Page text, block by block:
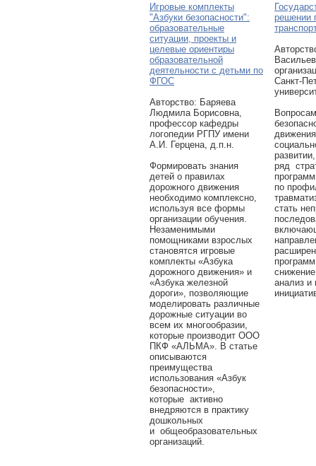
Игровые комплекты
"Азбуки безопасности":
образовательные
ситуации, проекты и
целевые ориентиры
образовательной
деятельности с детьми по
ФГОС
Авторcтво: Баряева
Людмила Борисовна,
профессор кафедры
логопедии РГПУ имени
А.И. Герцена, д.п.н.
Формировать знания
детей о правилах
дорожного движения
необходимо комплексно,
используя все формы
организации обучения.
Незаменимыми
помощниками взрослых
становятся игровые
комплекты «Азбука
дорожного движения» и
«Азбука железной
дороги», позволяющие
моделировать различные
дорожные ситуации во
всем их многообразии,
которые производит ООО
ПКФ «АЛЬМА». В статье
описываются
преимущества
использования «Азбук
безопасности»,
которые активно
внедряются в практику
дошкольных
и общеобразовательных
организаций.
решении
Санкт-
ряд
по
стать
анализ и